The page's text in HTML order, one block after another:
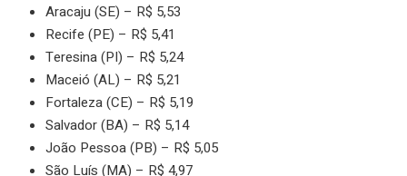
Aracaju (SE) – R$ 5,53
Recife (PE) – R$ 5,41
Teresina (PI) – R$ 5,24
Maceió (AL) – R$ 5,21
Fortaleza (CE) – R$ 5,19
Salvador (BA) – R$ 5,14
João Pessoa (PB) – R$ 5,05
São Luís (MA) – R$ 4,97